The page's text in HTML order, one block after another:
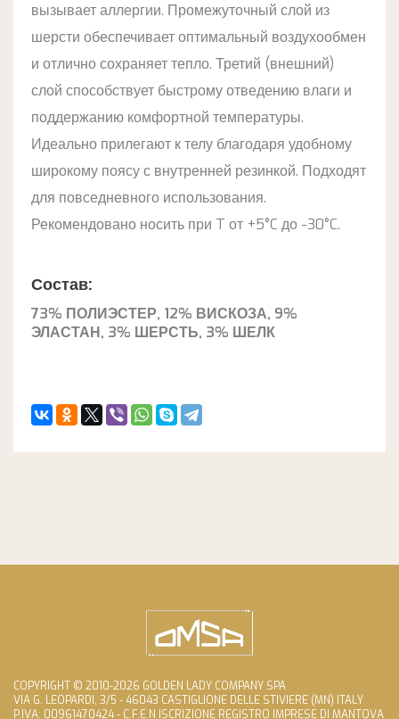
вызывает аллергии. Промежуточный слой из
шерсти обеспечивает оптимальный воздухообмен
и отлично сохраняет тепло. Третий (внешний)
слой способствует быстрому отведению влаги и
поддержанию комфортной температуры.
Идеально прилегают к телу благодаря удобному
широкому поясу с внутренней резинкой. Подходят
для повседневного использования.
Рекомендовано носить при T от +5°C до -30°C.
Состав:
73% ПОЛИЭСТЕР, 12% ВИСКОЗА, 9%
ЭЛАСТАН, 3% ШЕРСТЬ, 3% ШЕЛК
COPYRIGHT © 2010-2026 GOLDEN LADY COMPANY SPA
VIA G. LEOPARDI, 3/5 - 46043 CASTIGLIONE DELLE STIVIERE (MN) ITALY
P.IVA: 00961470424 - C.F.E.N ISCRIZIONE REGISTRO IMPRESE DI MANTOVA